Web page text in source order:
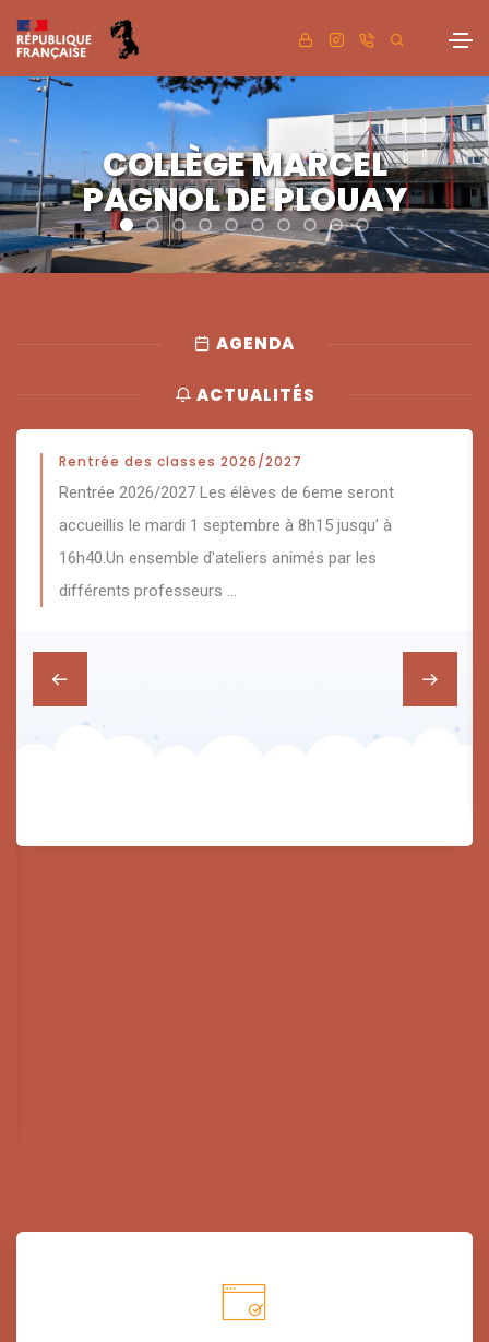
COLLÈGE MARCEL
PAGNOL DE PLOUAY
AGENDA
ACTUALITÉS
Rentrée des classes 2026/2027
Rentrée 2026/2027 Les élèves de 6eme seront
accueillis le mardi 1 septembre à 8h15 jusqu' à
16h40.Un ensemble d'ateliers animés par les
différents professeurs …